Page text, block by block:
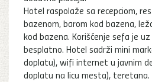
Hotel raspolaže sa recepciom,
bazenom, barom kod bazena,
kod bazena. Korišćenje sefa je
besplatno. Hotel sadrži mini
doplatu), wifi internet u javnim
doplatu na licu mesta), teretana.